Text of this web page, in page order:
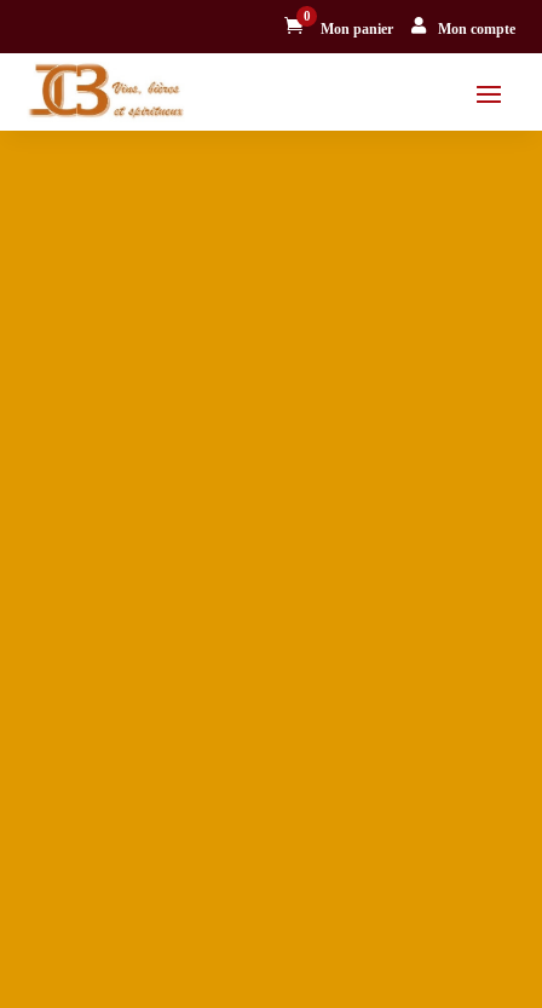

0
Mon panier  Mon compte